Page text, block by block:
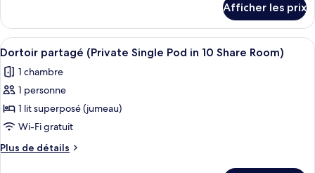
Single
POD
in
8
Share
Room
Single
POD
in
Share
Room
Afficher les prix
Afficher
toutes
les
photos
pour
ce
type
de
Un intérieur moderne avec un lit,
6
Dortoir partagé (Private Single Pod in 10 Share Room)
1 chambre
1 personne
1 lit superposé (jumeau)
Wi-Fi gratuit
Plus de détails
Plus